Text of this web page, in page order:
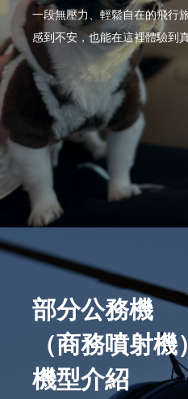
一段無壓力、輕鬆自在的飛行
感到不安，也能在這裡體驗到
部分公務機
（商務噴射機）
機型介紹